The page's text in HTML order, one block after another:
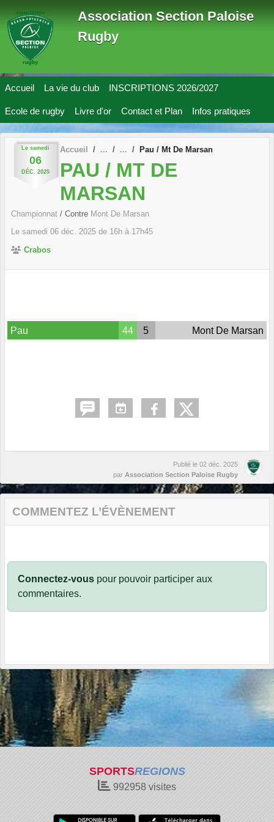
Association Section Paloise
Rugby
Accueil La vie du club INSCRIPTIONS 2026/2027
Ecole de rugby Livre d'or Contact et Plan Infos pratiques
Le samedi
06
DÉC. 2025
Accueil Pau / Mt De Marsan
PAU / MT DE
MARSAN
Championnat / Contre Mont De Marsan
Le samedi 06 déc. 2025 de 16h à 17h45
Crabos
Pau 44 5 Mont De Marsan
Publié le 02 déc. 2025
par Association Section Paloise Rugby
COMMENTEZ L’ÉVÈNEMENT
Connectez-vous pour pouvoir participer aux
commentaires.
SPORTSREGIONS
992958 visites